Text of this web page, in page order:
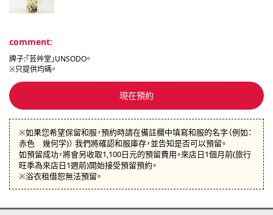
comment:
牌子:「芸艸堂」UNSODO。
※只提供均碼。
現在預約
※如果您希望保留和服，預約時請在備註欄中填寫和服的名字（例如：
赤色 幾何学)） 我們將確認和服庫存，並告知是否可以預留。
如預留成功，將會另收取1,100日元的預留費用。來店日1個月前(旅行
旺季為來店日1週前)開始接受預留預約。
※浴衣租借恕無法預留。